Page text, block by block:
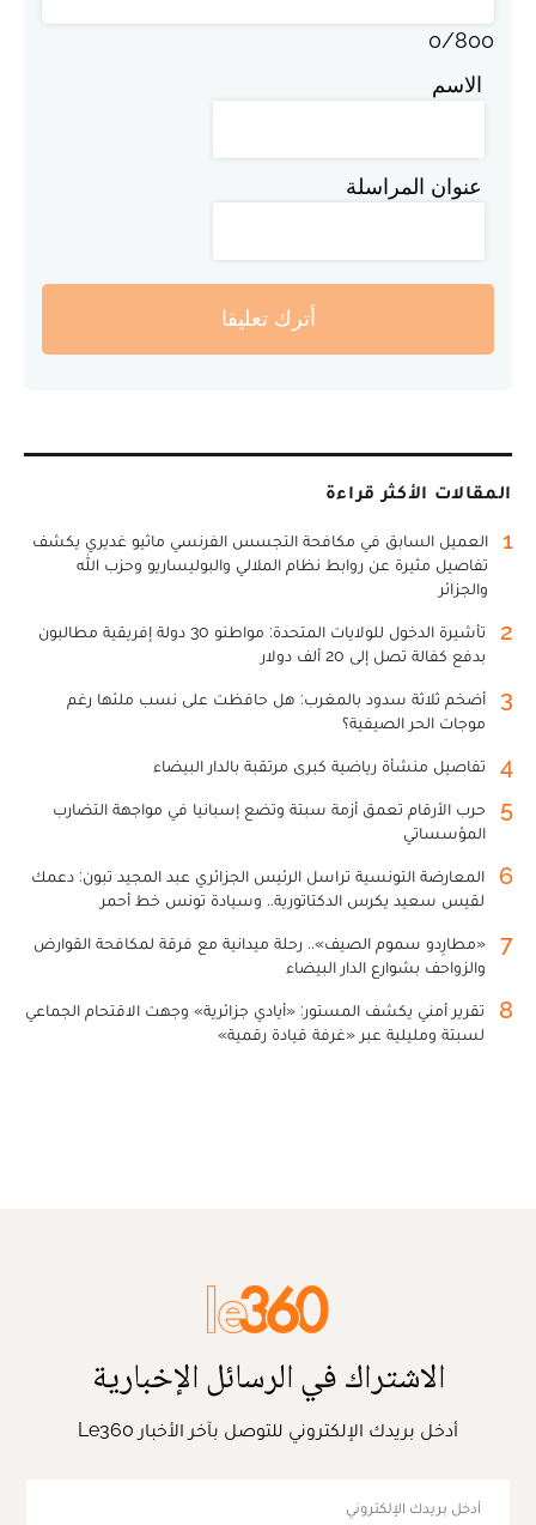
0/800
الاسم
عنوان المراسلة
أترك تعليقا
المقالات الأكثر قراءة
1
العميل السابق في مكافحة التجسس الفرنسي ماثيو غديري يكشف
تفاصيل مثيرة عن روابط نظام الملالي والبوليساريو وحزب الله
والجزائر
2
تأشيرة الدخول للولايات المتحدة: مواطنو 30 دولة إفريقية مطالبون
بدفع كفالة تصل إلى 20 ألف دولار
3
أضخم ثلاثة سدود بالمغرب: هل حافظت على نسب ملئها رغم
موجات الحر الصيفية؟
4 تفاصيل منشأة رياضية كبرى مرتقبة بالدار البيضاء
5
حرب الأرقام تعمق أزمة سبتة وتضع إسبانيا في مواجهة التضارب
المؤسساتي
6
المعارضة التونسية تراسل الرئيس الجزائري عبد المجيد تبون: دعمك
لقيس سعيد يكرس الدكتاتورية.. وسيادة تونس خط أحمر
7
«مطارِدو سموم الصيف».. رحلة ميدانية مع فرقة لمكافحة القوارض
والزواحف بشوارع الدار البيضاء
8
تقرير أمني يكشف المستور: «أيادي جزائرية» وجهت الاقتحام الجماعي
لسبتة ومليلية عبر «غرفة قيادة رقمية»
الاشتراك في الرسائل الإخبارية
أدخل بريدك الإلكتروني للتوصل بآخر الأخبار Le360